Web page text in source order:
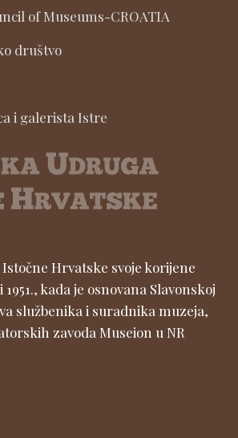
of Museums-CROATIA
društvo
i galerista Istre
Hrvatske svoje korijene
kada je osnovana Slavonskoj
službenika i suradnika muzeja,
zavoda Museion u NR